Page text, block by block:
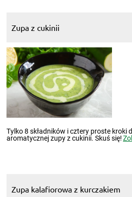
Zupa z cukinii
Tylko 8 składników i cztery proste kroki
aromatycznej zupy z cukinii. Skuś się!
Zupa kalafiorowa z kurczakiem